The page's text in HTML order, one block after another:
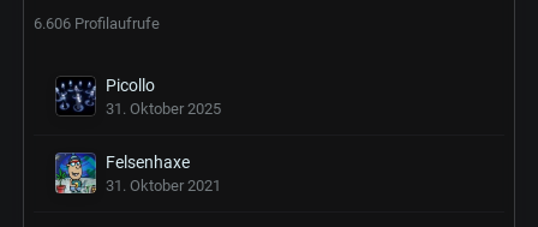
6.606 Profilaufrufe
Picollo
31. Oktober 2025
Felsenhaxe
31. Oktober 2021